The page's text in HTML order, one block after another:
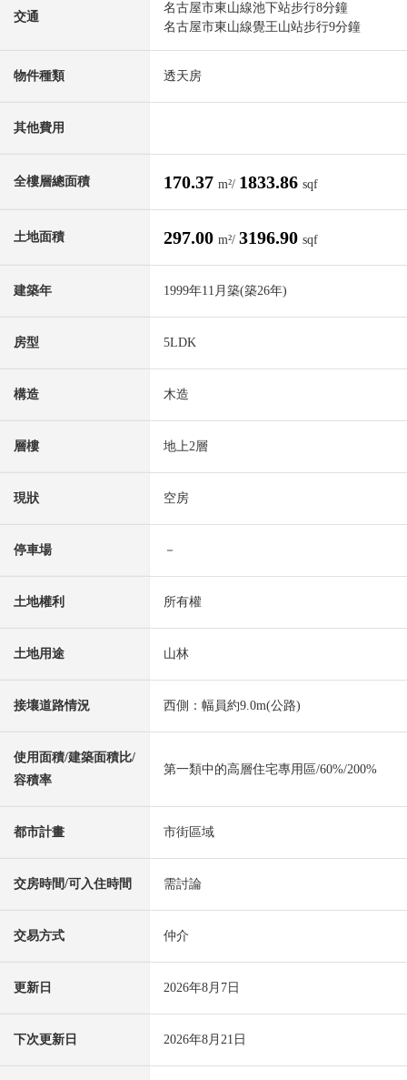
交通
名古屋市東山線池下站步行8分鐘
名古屋市東山線覺王山站步行9分鐘
物件種類 透天房
其他費用
全樓層總面積 170.37 m²/ 1833.86 sqf
土地面積 297.00 m²/ 3196.90 sqf
建築年 1999年11月築(築26年)
房型 5LDK
構造 木造
層樓 地上2層
現狀 空房
停車場 －
土地權利 所有權
土地用途 山林
接壤道路情況 西側：幅員約9.0m(公路)
使用面積/建築面積比/
容積率
第一類中的高層住宅專用區/60%/200%
都市計畫 市街區域
交房時間/可入住時間 需討論
交易方式 仲介
更新日 2026年8月7日
下次更新日 2026年8月21日